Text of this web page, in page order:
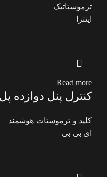
ترموستاتیک
اینترا
Read more
کنترل پنل دوازده پل
کلید و ترموستات هوشمند
ای بی بی